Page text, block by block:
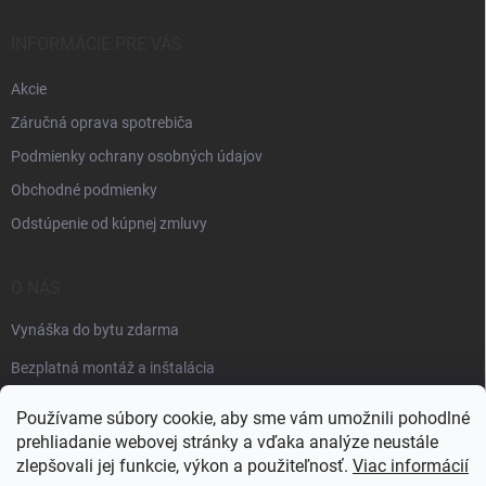
Používame súbory cookie, aby sme vám umožnili pohodlné
prehliadanie webovej stránky a vďaka analýze neustále
zlepšovali jej funkcie, výkon a použiteľnosť. Viac informácií
Akcie
Záručná oprava spotrebiča
Podmienky ochrany osobných údajov
Obchodné podmienky
Odstúpenie od kúpnej zmluvy
Vynáška do bytu zdarma
Bezplatná montáž a inštalácia